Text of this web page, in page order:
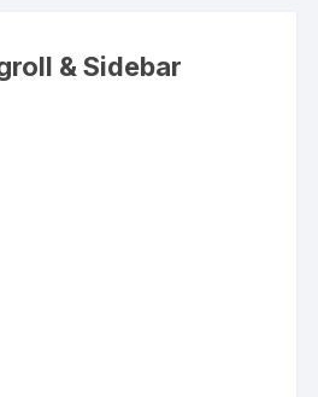
& Sidebar